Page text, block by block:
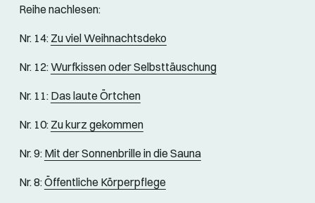
Reihe nachlesen:
Nr. 14: Zu viel Weihnachtsdeko
Nr. 12:Wurfkissen oder Selbsttäuschung
Nr. 11: Das laute Örtchen
Nr. 10: Zu kurz gekommen
Nr. 9: Mit der Sonnenbrille in die Sauna
Nr. 8:Öffentliche Körperpflege